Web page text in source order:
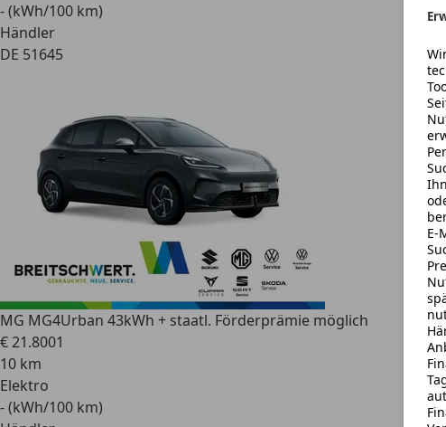
E-
- (kWh/100 km)
Händler
DE 51645
MG MG4Urban 43kWh + staatl. Förderprämie möglich
€ 21.8001
10 km
Elektro
- (kWh/100 km)